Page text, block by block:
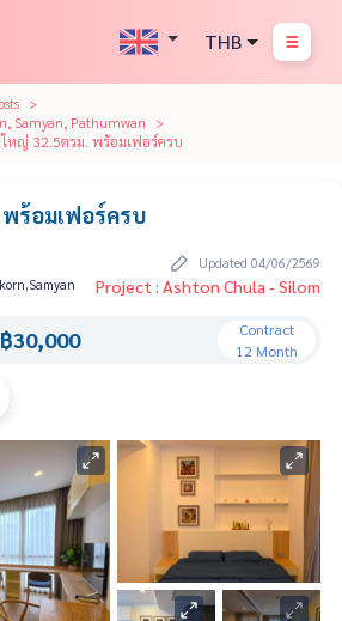
THB
Samyan, Pathumwan
หญ่ 32.5ตรม. พร้อมเฟอร์ครบ
ร้อมเฟอร์ครบ
Updated 04/06/2569
Project : Ashton Chula - Silom
฿30,000
Contract
12 Month